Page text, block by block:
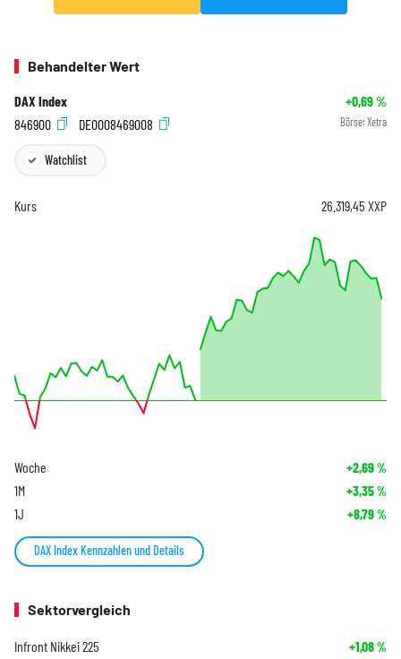
Behandelter Wert
DAX Index +0,69%
846900
DE0008469008 Börse: Xetra
Watchlist
Kurs 26.319,45 XXP
Woche +2,69%
1M +3,35%
1J +8,79%
DAX Index Kennzahlen und Details
Sektorvergleich
Infront Nikkei 225 +1,08%